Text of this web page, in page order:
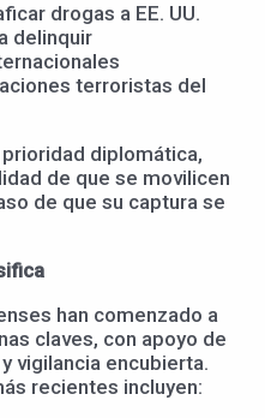
drogas a EE. UU.
delinquir
terroristas del
diplomática,
de que se movilicen
de que su captura se
han comenzado a
claves, con apoyo de
vigilancia encubierta.
recientes incluyen: